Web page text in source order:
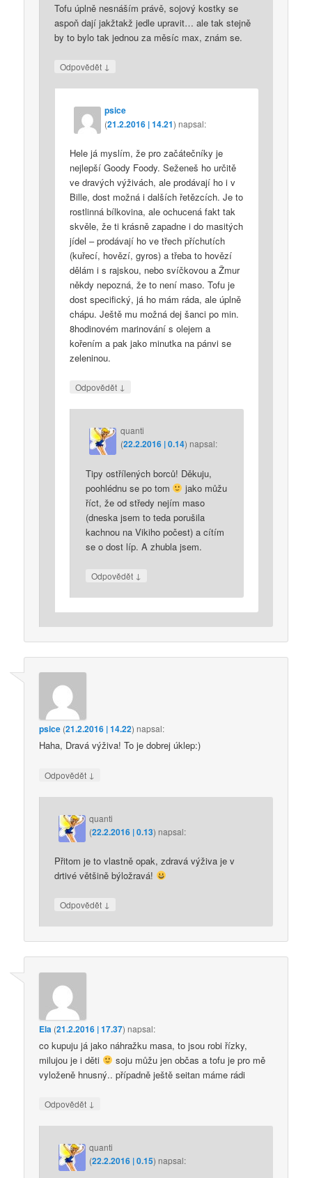
Tofu úplně nesnáším právě, sojový kostky se
aspoň dají jakžtakž jedle upravit… ale tak stejně
by to bylo tak jednou za měsíc max, znám se.
Odpovědět ↓
psice
(21.2.2016 | 14.21)napsal:
Hele já myslím, že pro začátečníky je
nejlepší Goody Foody. Seženeš ho určitě
ve dravých výživách, ale prodávají ho i v
Bille, dost možná i dalších řetězcích. Je to
rostlinná bílkovina, ale ochucená fakt tak
skvěle, že ti krásně zapadne i do masitých
jídel – prodávají ho ve třech příchutích
(kuřecí, hovězí, gyros) a třeba to hovězí
dělám i s rajskou, nebo svíčkovou a Žmur
někdy nepozná, že to není maso. Tofu je
dost specifický, já ho mám ráda, ale úplně
chápu. Ještě mu možná dej šanci po min.
8hodinovém marinování s olejem a
kořením a pak jako minutka na pánvi se
zeleninou.
Odpovědět ↓
quanti
(22.2.2016 | 0.14) napsal:
Tipy ostřílených borců! Děkuju,
poohlédnu se po tom
jako můžu
říct, že od středy nejím maso
(dneska jsem to teda porušila
kachnou na Vikiho počest) a cítím
se o dost líp. A zhubla jsem.
Odpovědět ↓
psice (21.2.2016 | 14.22)napsal:
Haha, Dravá výživa! To je dobrej úklep:)
Odpovědět ↓
quanti
(22.2.2016 | 0.13) napsal:
Přitom je to vlastně opak, zdravá výživa je v
drtivé většině býložravá!
Odpovědět ↓
Ela (21.2.2016 | 17.37)napsal:
co kupuju já jako náhražku masa, to jsou robi řízky,
milujou je i děti
soju můžu jen občas a tofu je pro mě
vyloženě hnusný.. případně ještě seitan máme rádi
Odpovědět ↓
quanti
(22.2.2016 | 0.15) napsal: